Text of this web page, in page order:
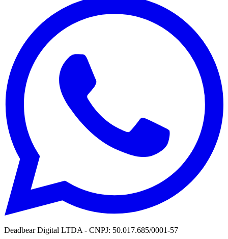
Deadbear Digital LTDA - CNPJ: 50.017.685/0001-57